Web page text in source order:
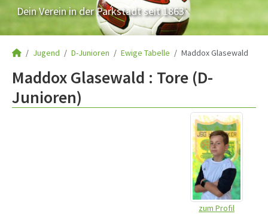
Dein Verein in der Parkstadt seit 1863
Jugend D-Junioren Ewige Tabelle Maddox Glasewald
Maddox Glasewald : Tore (D-
Junioren)
zum Profil